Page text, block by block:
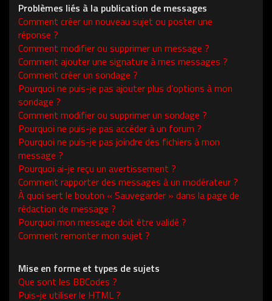
Problèmes liés à la publication de messages
Comment créer un nouveau sujet ou poster une
réponse ?
Comment modifier ou supprimer un message ?
Comment ajouter une signature à mes messages ?
Comment créer un sondage ?
Pourquoi ne puis-je pas ajouter plus d’options à mon
sondage ?
Comment modifier ou supprimer un sondage ?
Pourquoi ne puis-je pas accéder à un forum ?
Pourquoi ne puis-je pas joindre des fichiers à mon
message ?
Pourquoi ai-je reçu un avertissement ?
Comment rapporter des messages à un modérateur ?
À quoi sert le bouton « Sauvegarder » dans la page de
rédaction de message ?
Pourquoi mon message doit être validé ?
Comment remonter mon sujet ?
Mise en forme et types de sujets
Que sont les BBCodes ?
Puis-je utiliser le HTML ?